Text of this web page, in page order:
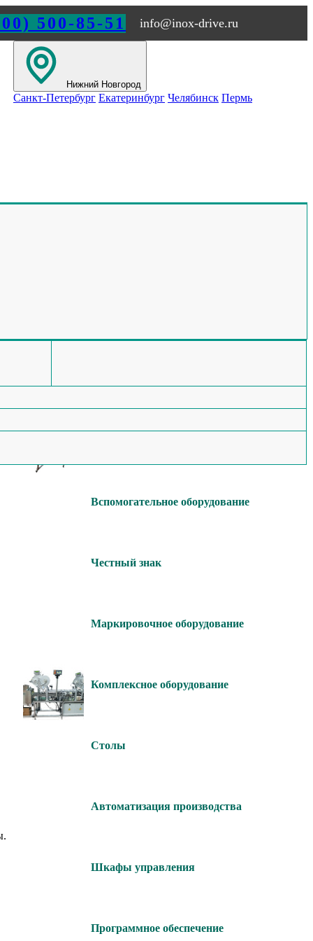
500-85-51 info@inox-drive.ru
Нижний Новгород
Санкт-Петербург Екатеринбург Челябинск Пермь
Мы изготавливаем
Вспомогательное оборудование
Честный знак
Маркировочное оборудование
Комплексное оборудование
Столы
Автоматизация производства
Шкафы управления
Программное обеспечение